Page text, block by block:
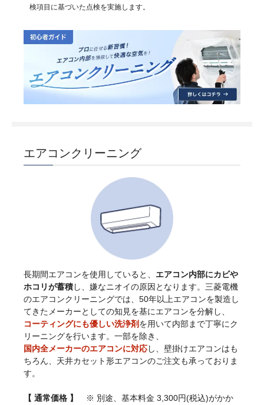
検項目に基づいた点検を実施します。
エアコンクリーニング
長期間エアコンを使用していると、 エアコン内部にカビや
ホコリが蓄積し、嫌なニオイの原因となります。三菱電機
のエアコンクリーニングでは、50年以上エアコンを製造し
てきたメーカーとしての知見を基にエアコンを分解し、
コーティングにも優しい洗浄剤を用いて内部まで丁寧にク
リーニングを行います。一部を除き、
国内全メーカーのエアコンに対応し、壁掛けエアコンはも
ちろん、天井カセット形エアコンのご注文も承っておりま
す。
【 通常価格 】
※ 別途、基本料金 3,300円(税込)がかか